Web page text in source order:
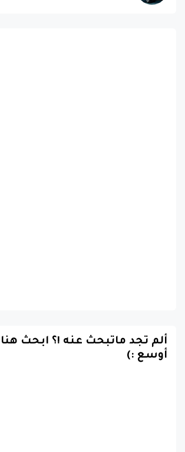
ألم تجد ماتبحث عنه !؟ ابحث
أوسع :)